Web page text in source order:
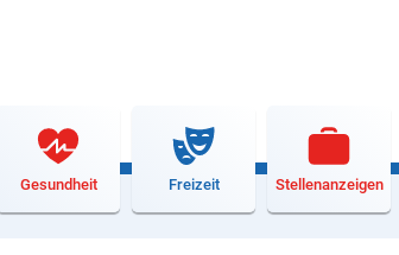
Gesundheit Freizeit Stellenanzeigen